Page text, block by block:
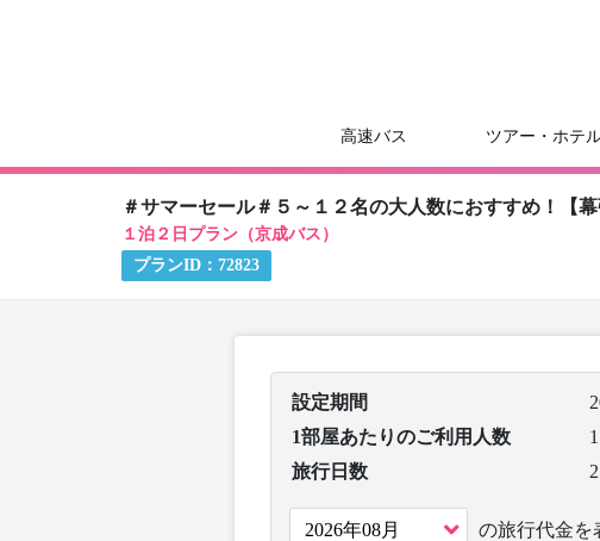
高速バス ツアー・ホテ
＃サマーセール＃５～１２名の大人数におすすめ！【
１泊２日プラン（京成バス）
プランID： 72823
設定期間
1部屋あたりのご利用人数
旅行日数
の旅行代金を